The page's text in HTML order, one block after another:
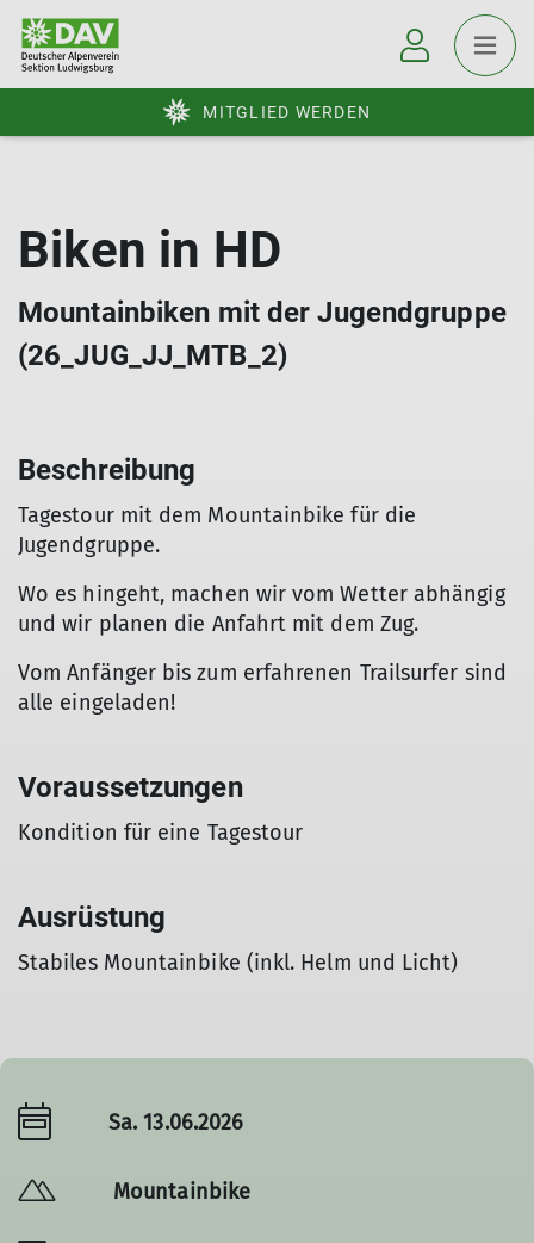
MITGLIED WERDEN
Biken in HD
Mountainbiken mit der Jugendgruppe
(26_JUG_JJ_MTB_2)
Beschreibung
Tagestour mit dem Mountainbike für die
Jugendgruppe.
Wo es hingeht, machen wir vom Wetter abhängig
und wir planen die Anfahrt mit dem Zug.
Vom Anfänger bis zum erfahrenen Trailsurfer sind
alle eingeladen!
Voraussetzungen
Kondition für eine Tagestour
Ausrüstung
Stabiles Mountainbike (inkl. Helm und Licht)
Sa. 13.06.2026
Mountainbike